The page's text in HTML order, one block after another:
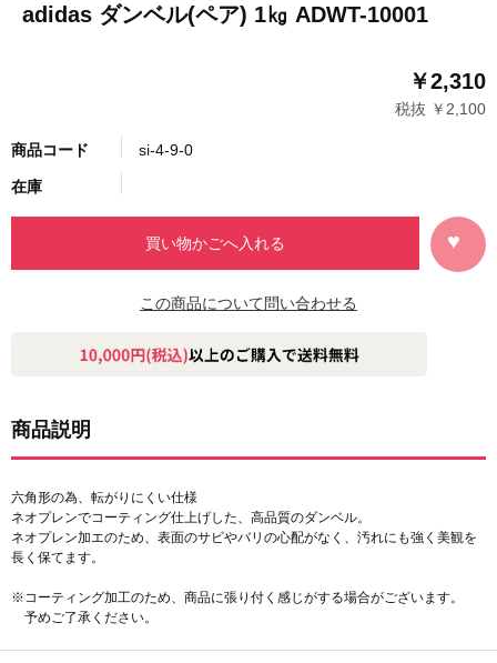
adidas ダンベル(ペア) 1㎏ ADWT-10001
￥2,310
税抜 ￥2,100
商品コード si-4-9-0
在庫
この商品について問い合わせる
商品説明
六角形の為、転がりにくい仕様
ネオプレンでコーティング仕上げした、高品質のダンベル。
ネオプレン加エのため、表面のサビやバリの心配がなく、汚れにも強く美観を
長く保てます。
※コーティング加工のため、商品に張り付く感じがする場合がございます。
予めご了承ください。